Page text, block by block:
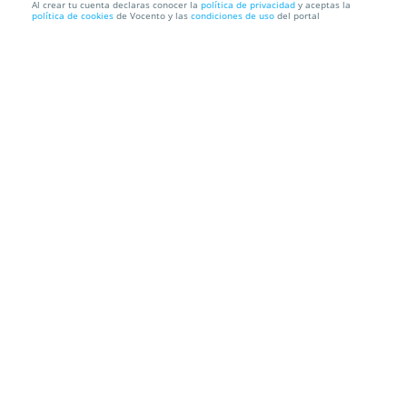
STUDIO x INTERPLANETARY CRIMINAL el 20 junio
Al crear tu cuenta declaras conocer la política de privacidad y aceptas la
política de cookies de Vocento y las condiciones de uso del portal